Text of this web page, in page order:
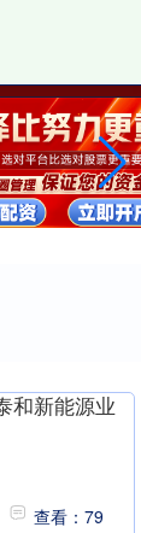
和新能源业
查看：79